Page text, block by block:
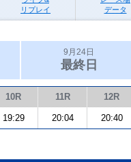
リプレイ
データ
9月24日
最終日
10R 11R 12R
19:29 20:04 20:40